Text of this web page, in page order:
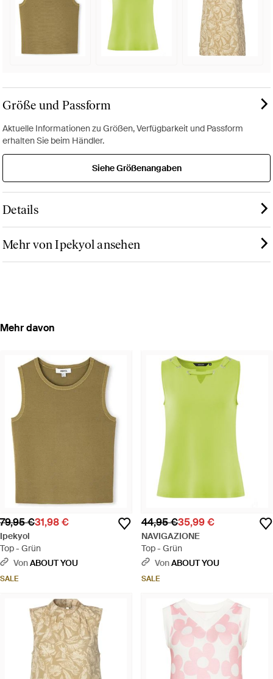
Größe und Passform
Aktuelle Informationen zu Größen, Verfügbarkeit und Passform
erhalten Sie beim Händler.
Siehe Größenangaben
Details
Mehr von Ipekyol ansehen
Mehr davon
79,95 €31,98 €
Ipekyol
Top - Grün
VonABOUT YOU
SALE
44,95 €35,99 €
NAVIGAZIONE
Top - Grün
VonABOUT YOU
SALE